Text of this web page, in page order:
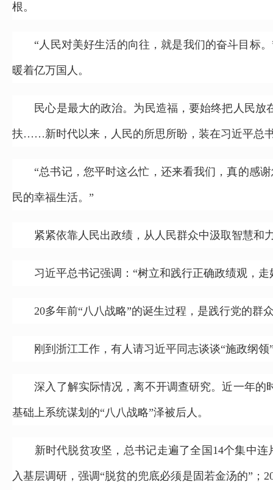
根。
“人民对美好生活的向往，就是我们的奋斗目标。
暖着亿万国人。
民心是最大的政治。为民造福，要始终把人民放
扶……新时代以来，人民的所思所盼，装在习近平总
“总书记，您平时这么忙，还来看我们，真的感谢
民的幸福生活。”
紧紧依靠人民出政绩，从人民群众中汲取智慧和
习近平总书记强调：“树立和践行正确政绩观，走
20多年前“八八战略”的诞生过程，是践行党的群
刚到浙江工作，有人请习近平同志谈谈“施政纲领
深入了解实际情况，离不开调查研究。近一年的
基础上系统谋划的“八八战略”泽被后人。
新时代脱贫攻坚，总书记走遍了全国14个集中连
入基层调研，强调“脱贫的兜底必须是固若金汤的”；